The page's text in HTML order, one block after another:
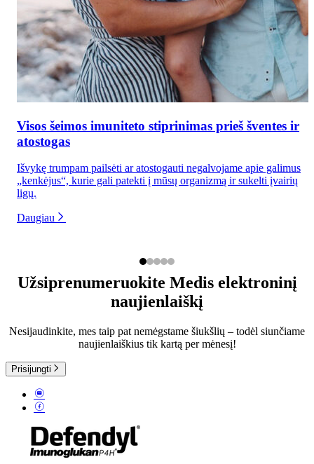
Visos šeimos imuniteto stiprinimas prieš šventes ir
atostogas
Išvykę trumpam pailsėti ar atostogauti negalvojame apie galimus
„kenkėjus“, kurie gali patekti į mūsų organizmą ir sukelti įvairių
ligų.
Daugiau
Užsiprenumeruokite Medis elektroninį
naujienlaiškį
Nesijaudinkite, mes taip pat nemėgstame šiukšlių – todėl siunčiame
naujienlaiškius tik kartą per mėnesį!
Prisijungti